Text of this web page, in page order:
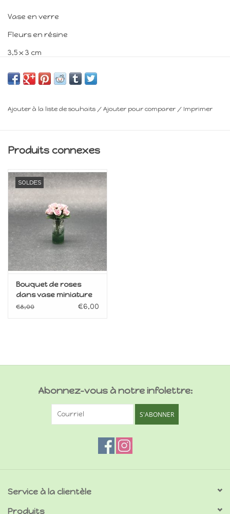
Vase en verre
Fleurs en résine
3,5 x 3 cm
Frais de livraison : voir panier
Ajouter à la liste de souhaits / Ajouter pour comparer / Imprimer
Produits connexes
SOLDES
Bouquet de roses
dans vase miniature
1:12
€8,00 €6,00
Abonnez-vous à notre infolettre:
S'ABONNER
Service à la clientèle
Produits